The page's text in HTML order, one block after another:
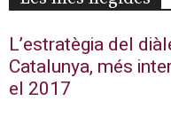
L’estratègia del
Catalunya, més
el 2017